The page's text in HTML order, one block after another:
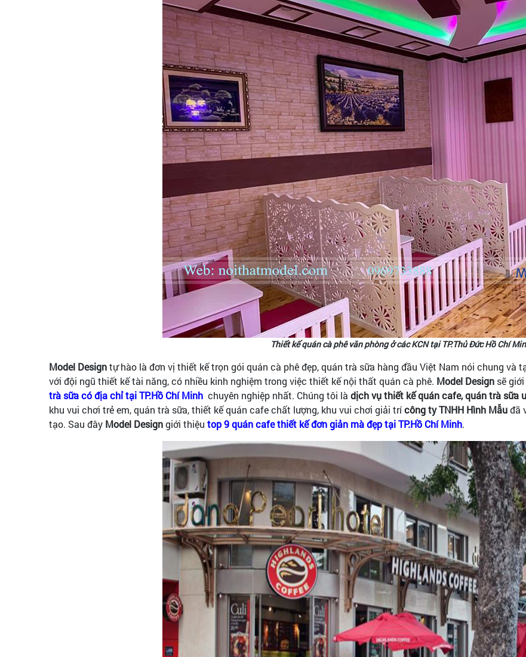
Thiết kế quán cà phê văn phòng ở các KCN tại TP.Thủ Đức Hồ Chí
Model Designtự hào là đơn vị thiết kế trọn gói quán cà phê đẹp, quán trà sữa hàng đầu Việt Nam nói chung và
với đội ngũ thiết kế tài năng, có nhiều kinh nghiệm trong việc thiết kế nội thất quán cà phê. Model Design sẽ
trà sữa có địa chỉ tại TP.Hồ Chí Minh chuyên nghiệp nhất. Chúng tôi là dịch vụ thiết kế quán cafe, quán trà sữa
khu vui chơi trẻ em, quán trà sữa, thiết kế quán cafe chất lượng, khu vui chơi giải trícông ty TNHH Hình Mẫuđã
tạo. Sau đây Model Designgiới thiệu top 9 quán cafe thiết kế đơn giản mà đẹp tại TP.Hồ Chí Minh.